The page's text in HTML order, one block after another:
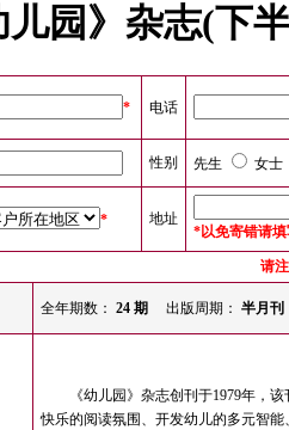
儿园》杂志(下
* 电话
性别 先生 女士
* 地址
*以免寄错请
请
全年期数： 24 期 出版周期： 半月刊
《幼儿园》杂志创刊于1979年，该
快乐的阅读氛围、开发幼儿的多元智